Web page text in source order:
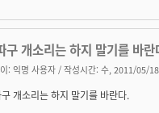
구 개소리는 하지 말기를 바
: 익명 사용자 / 작성시간: 수, 2011/05/
개소리는 하지 말기를 바란다.